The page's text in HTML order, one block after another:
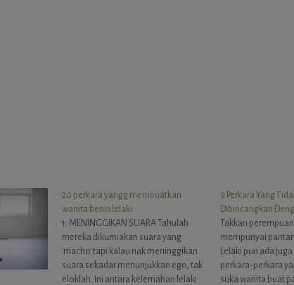
20 perkara yangg membuatkan
wanita benci lelaki
1. MENINGGIKAN SUARA Tahulah
mereka dikurniakan suara yang
'macho' tapi kalau nak meninggikan
suara sekadar menunjukkan ego, tak
eloklah. Ini antara kelemahan lelaki
9 Perkara Yang
Dibincangkan
Takkan
mempunyai
Lelaki pun ada
perkara-perkara
suka wanita buat